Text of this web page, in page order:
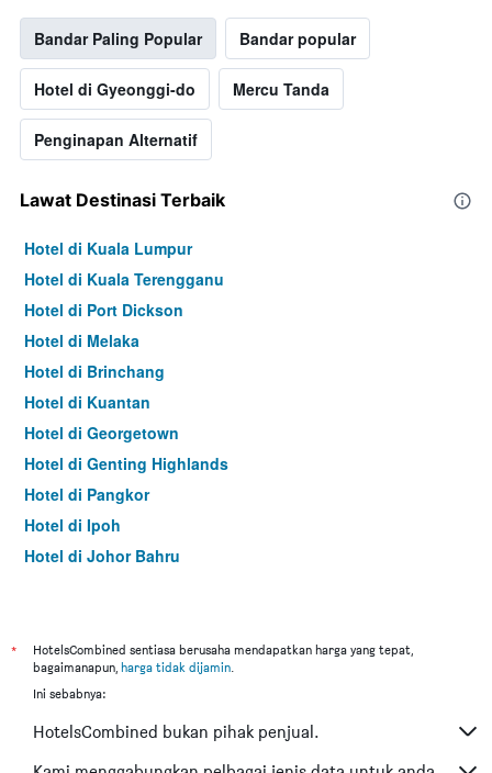
Bandar Paling Popular Bandar popular
Hotel di Gyeonggi-do Mercu Tanda
Penginapan Alternatif
Lawat Destinasi Terbaik
Hotel di Kuala Lumpur
Hotel di Kuala Terengganu
Hotel di Port Dickson
Hotel di Melaka
Hotel di Brinchang
Hotel di Kuantan
Hotel di Georgetown
Hotel di Genting Highlands
Hotel di Pangkor
Hotel di Ipoh
Hotel di Johor Bahru
Hotel di Kuching
Hotel di Tokyo
Hotel di Bangkok
*
HotelsCombined sentiasa berusaha mendapatkan harga yang tepat,
bagaimanapun, harga tidak dijamin.
Ini sebabnya:
HotelsCombined bukan pihak penjual.